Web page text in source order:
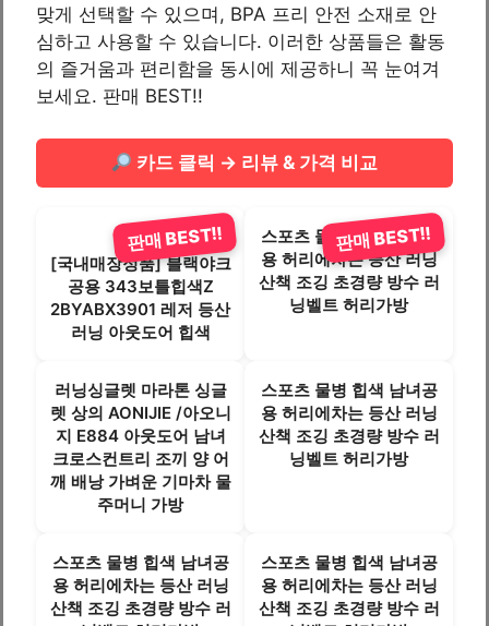
맞게 선택할 수 있으며, BPA 프리 안전 소재로 안
심하고 사용할 수 있습니다. 이러한 상품들은 활동
의 즐거움과 편리함을 동시에 제공하니 꼭 눈여겨
보세요. 판매 BEST!!
카드 클릭 → 리뷰 & 가격 비교
[국내매장정품] 블랙야크
공용 343보틀힙색Z
2BYABX3901 레저 등산
러닝 아웃도어 힙색
판매 BEST!!
스포츠 물병 힙색 남녀공
용 허리에차는 등산 러닝
산책 조깅 초경량 방수 러
닝벨트 허리가방
판매 BEST!!
러닝싱글렛 마라톤 싱글
렛 상의 AONIJIE /아오니
지 E884 아웃도어 남녀
크로스컨트리 조끼 양 어
깨 배낭 가벼운 기마차 물
주머니 가방
스포츠 물병 힙색 남녀공
용 허리에차는 등산 러닝
산책 조깅 초경량 방수 러
닝벨트 허리가방
스포츠 물병 힙색 남녀공
용 허리에차는 등산 러닝
산책 조깅 초경량 방수 러
스포츠 물병 힙색 남녀공
용 허리에차는 등산 러닝
산책 조깅 초경량 방수 러